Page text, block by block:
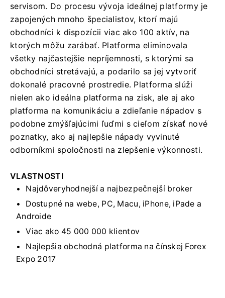
servisom. Do procesu vývoja ideálnej platformy je
zapojených mnoho špecialistov, ktorí majú
obchodníci k dispozícii viac ako 100 aktív, na
ktorých môžu zarábať. Platforma eliminovala
všetky najčastejšie nepríjemnosti, s ktorými sa
obchodníci stretávajú, a podarilo sa jej vytvoriť
dokonalé pracovné prostredie. Platforma slúži
nielen ako ideálna platforma na zisk, ale aj ako
platforma na komunikáciu a zdieľanie nápadov s
podobne zmýšľajúcimi ľuďmi s cieľom získať nové
poznatky, ako aj najlepšie nápady vyvinuté
odborníkmi spoločnosti na zlepšenie výkonnosti.
VLASTNOSTI
Najdôveryhodnejší a najbezpečnejší broker
Dostupné na webe, PC, Macu, iPhone, iPade a
Androide
Viac ako 45 000 000 klientov
Najlepšia obchodná platforma na čínskej Forex
Expo 2017